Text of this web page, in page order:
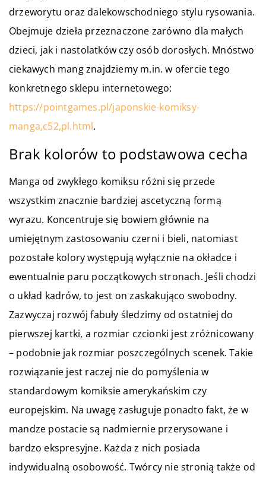
drzeworytu oraz dalekowschodniego stylu rysowania.
Obejmuje dzieła przeznaczone zarówno dla małych
dzieci, jak i nastolatków czy osób dorosłych. Mnóstwo
ciekawych mang znajdziemy m.in. w ofercie tego
konkretnego sklepu internetowego:
https://pointgames.pl/japonskie-komiksy-
manga,c52,pl.html.
Brak kolorów to podstawowa cecha
Manga od zwykłego komiksu różni się przede
wszystkim znacznie bardziej ascetyczną formą
wyrazu. Koncentruje się bowiem głównie na
umiejętnym zastosowaniu czerni i bieli, natomiast
pozostałe kolory występują wyłącznie na okładce i
ewentualnie paru początkowych stronach. Jeśli chodzi
o układ kadrów, to jest on zaskakująco swobodny.
Zazwyczaj rozwój fabuły śledzimy od ostatniej do
pierwszej kartki, a rozmiar czcionki jest zróżnicowany
– podobnie jak rozmiar poszczególnych scenek. Takie
rozwiązanie jest raczej nie do pomyślenia w
standardowym komiksie amerykańskim czy
europejskim. Na uwagę zasługuje ponadto fakt, że w
mandze postacie są nadmiernie przerysowane i
bardzo ekspresyjne. Każda z nich posiada
indywidualną osobowość. Twórcy nie stronią także od